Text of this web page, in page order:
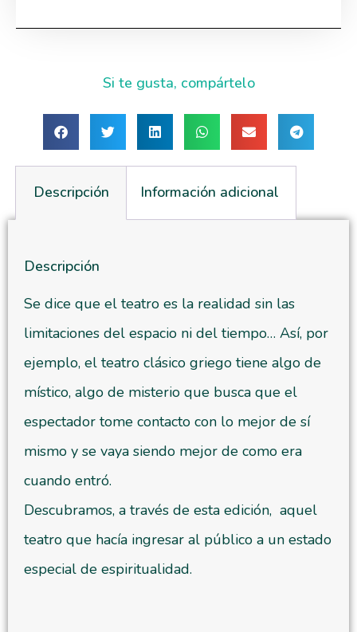
Si te gusta, compártelo
Descripción Información adicional
Descripción
Se dice que el teatro es la realidad sin las
limitaciones del espacio ni del tiempo… Así, por
ejemplo, el teatro clásico griego tiene algo de
místico, algo de misterio que busca que el
espectador tome contacto con lo mejor de sí
mismo y se vaya siendo mejor de como era
cuando entró.
Descubramos, a través de esta edición, aquel
teatro que hacía ingresar al público a un estado
especial de espiritualidad.